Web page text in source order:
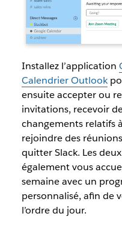
Installez l’application
Calendrier Outlook
ensuite accepter ou
invitations, recevoir
changements relatifs
rejoindre des
quitter Slack. Les
également vous
semaine avec un
personnalisé, afin de
l’ordre du jour.